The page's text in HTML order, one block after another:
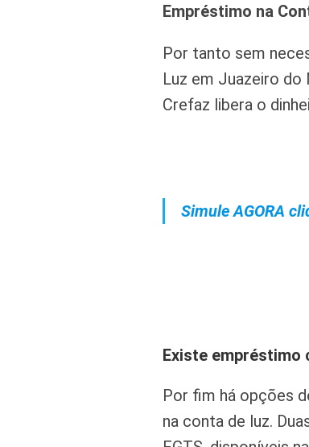
Empréstimo na
Por tanto sem
Luz em Juazeiro
Crefaz libera o
Simule AGORA
Existe empréstimo
Por fim há opções
na conta de luz.